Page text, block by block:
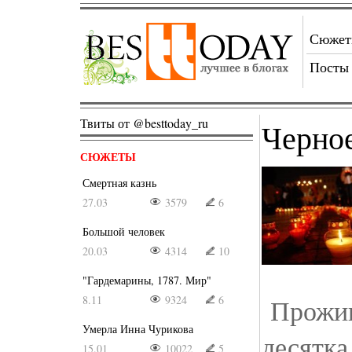
Посты
Твиты от @besttoday_ru
СЮЖЕТЫ
Смертная казнь
27.03
3579
6
Большой человек
20.03
4314
10
"Гардемарины, 1787. Мир"
8.11
9324
6
Умерла Инна Чурикова
15.01
10022 5